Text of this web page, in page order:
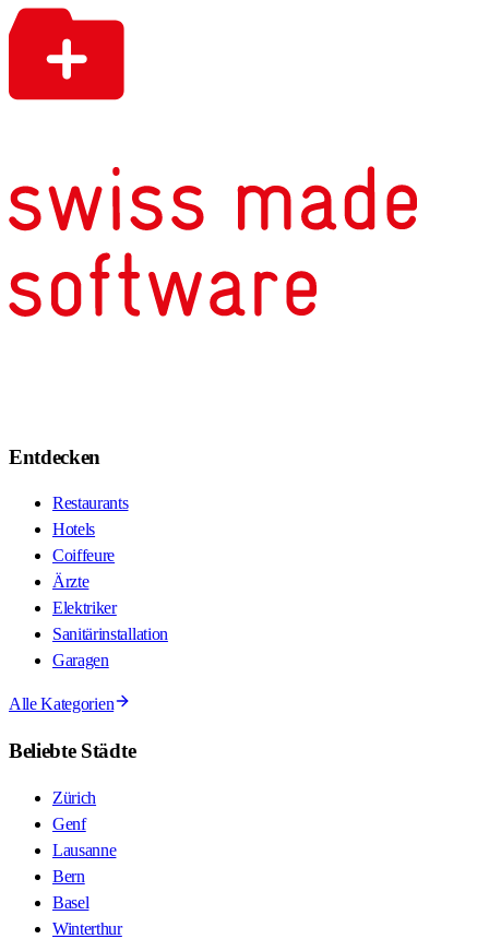
Entdecken
Restaurants
Hotels
Coiffeure
Ärzte
Elektriker
Sanitärinstallation
Garagen
Alle Kategorien
Beliebte Städte
Zürich
Genf
Lausanne
Bern
Basel
Winterthur